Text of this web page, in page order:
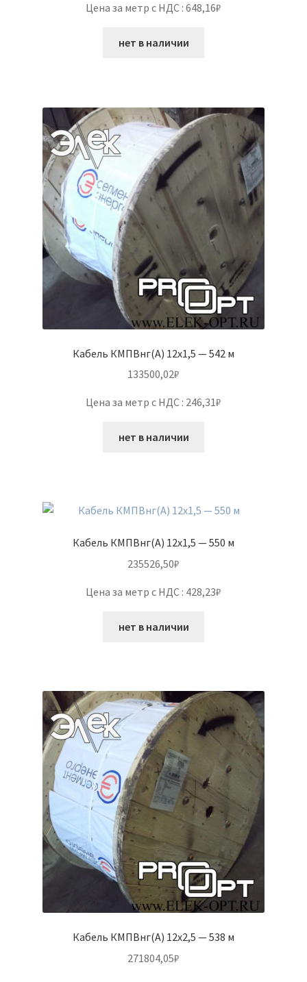
Цена за метр с НДС : 648,16₽
нет в наличии
Кабель КМПВнг(А) 12х1,5 — 542 м
133500,02₽
Цена за метр с НДС : 246,31₽
нет в наличии
Кабель КМПВнг(А) 12х1,5 — 550 м
235526,50₽
Цена за метр с НДС : 428,23₽
нет в наличии
Кабель КМПВнг(А) 12х2,5 — 538 м
271804,05₽